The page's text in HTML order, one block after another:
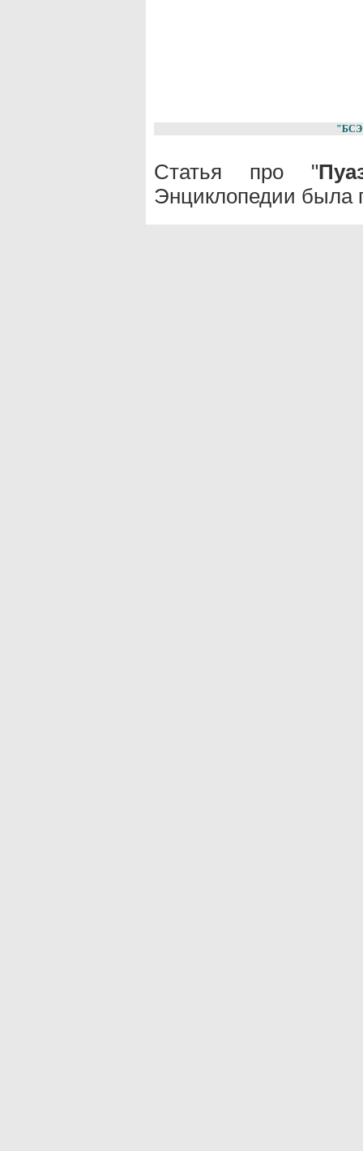
Статья про "
Энциклопедии была